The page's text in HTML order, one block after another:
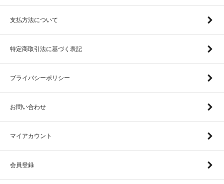
支払方法について
特定商取引法に基づく表記
プライバシーポリシー
お問い合わせ
マイアカウント
会員登録